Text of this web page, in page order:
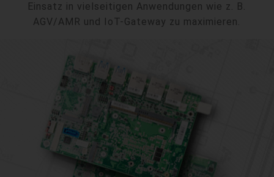
Einsatz in vielseitigen Anwendungen wie z. B.
AGV/AMR und IoT-Gateway zu maximieren.